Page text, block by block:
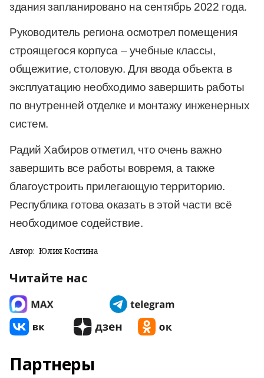
здания запланировано на сентябрь 2022 года.
Руководитель региона осмотрел помещения
строящегося корпуса – учебные классы,
общежитие, столовую. Для ввода объекта в
эксплуатацию необходимо завершить работы
по внутренней отделке и монтажу инженерных
систем.
Радий Хабиров отметил, что очень важно
завершить все работы вовремя, а также
благоустроить прилегающую территорию.
Республика готова оказать в этой части всё
необходимое содействие.
Автор: Юлия Костина
Читайте нас
Партнеры